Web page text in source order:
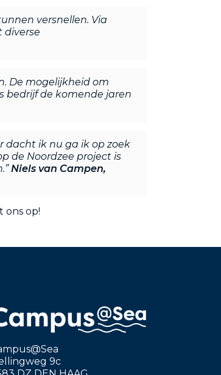
versnellen. Via
diverse
De mogelijkheid om
bedrijf de komende jaren
dacht ik nu ga ik op zoek
de Noordzee project is
Niels van Campen,
ons op!
9c